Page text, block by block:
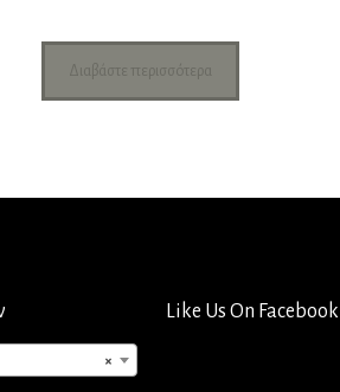
Διαβάστε περισσότερα
×
Like Us On Facebook